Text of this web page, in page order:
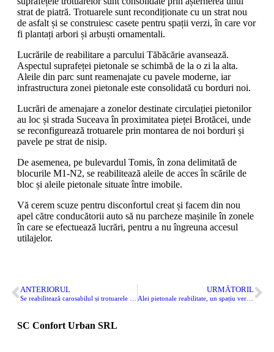
strat de piatră. Trotuarele sunt recondiționate cu un strat nou
de asfalt și se construiesc casete pentru spații verzi, în care vor
fi plantați arbori și arbuști ornamentali.
Lucrările de reabilitare a parcului Tăbăcărie avansează.
Aspectul suprafeței pietonale se schimbă de la o zi la alta.
Aleile din parc sunt reamenajate cu pavele moderne, iar
infrastructura zonei pietonale este consolidată cu borduri noi.
Lucrări de amenajare a zonelor destinate circulației pietonilor
au loc și strada Suceava în proximitatea pieței Brotăcei, unde
se reconfigurează trotuarele prin montarea de noi borduri și
pavele pe strat de nisip.
De asemenea, pe bulevardul Tomis, în zona delimitată de
blocurile M1-N2, se reabilitează aleile de acces în scările de
bloc și aleile pietonale situate între imobile.
Vă cerem scuze pentru disconfortul creat și facem din nou
apel către conducătorii auto să nu parcheze mașinile în zonele
în care se efectuează lucrări, pentru a nu îngreuna accesul
utilajelor.
ANTERIORUL URMĂTORIL
Alei pietonale reabilitate, un spațiu verde generos și mobilier urban modern în cel mai mare spațiu de recreere din orașul nostru
SC Confort Urban SRL